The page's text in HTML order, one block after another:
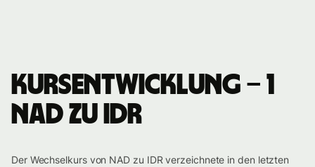
Kursentwicklung – 1
NAD zu IDR
Der Wechselkurs von NAD zu IDR verzeichnete in den letzten